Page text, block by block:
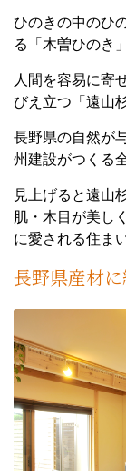
ひのきの中のひ
る「木曽ひのき」
人間を容易に寄
びえ立つ「遠山
長野県の自然が
州建設がつくる
見上げると遠山
肌・木目が美し
に愛される住ま
長野県産材